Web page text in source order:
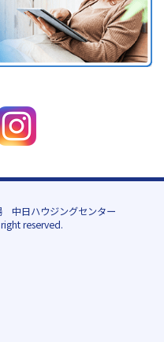
中日ハウジングセンター
reserved.